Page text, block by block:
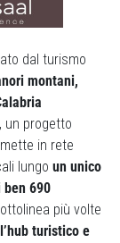
dal turismo
montani,
un progetto
in rete
lungo un unico
690
più volte
turistico e